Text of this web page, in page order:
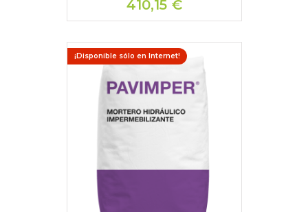
410,15 €
¡Disponible sólo en Internet!